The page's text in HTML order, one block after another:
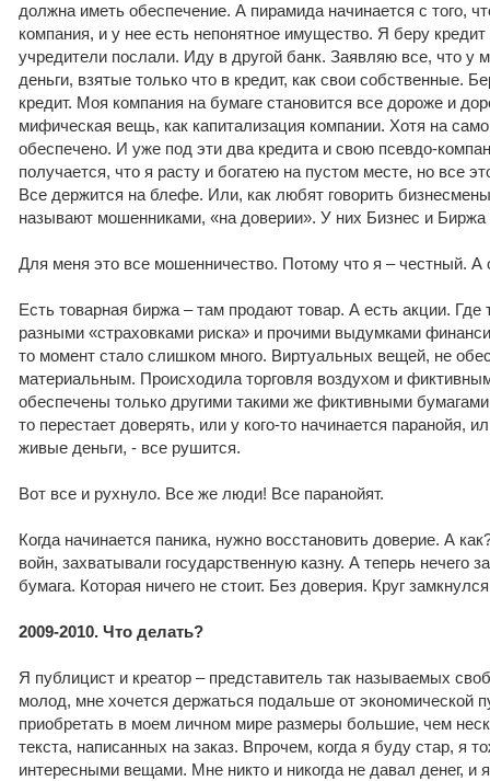
должна иметь обеспечение. А пирамида начинается с того,
компания, и у нее есть непонятное имущество. Я беру кредит
учредители послали. Иду в другой банк. Заявляю все, что
деньги, взятые только что в кредит, как свои собственные.
кредит. Моя компания на бумаге становится все дороже и
мифическая вещь, как капитализация компании. Хотя на
обеспечено. И уже под эти два кредита и свою псевдо-
получается, что я расту и богатею на пустом месте, но все
Все держится на блефе. Или, как любят говорить
называют мошенниками, «на доверии». У них Бизнес и Биржа
Для меня это все мошенничество. Потому что я – честный. А
Есть товарная биржа – там продают товар. А есть акции. Где
разными «страховками риска» и прочими выдумками
то момент стало слишком много. Виртуальных вещей, не
материальным. Происходила торговля воздухом и
обеспечены только другими такими же фиктивными
то перестает доверять, или у кого-то начинается паранойя,
живые деньги, - все рушится.
Вот все и рухнуло. Все же люди! Все паранойят.
Когда начинается паника, нужно восстановить доверие. А
войн, захватывали государственную казну. А теперь нечего
бумага. Которая ничего не стоит. Без доверия. Круг
2009-2010. Что делать?
Я публицист и креатор – представитель так называемых
молод, мне хочется держаться подальше от экономической
приобретать в моем личном мире размеры большие, чем
текста, написанных на заказ. Впрочем, когда я буду стар, я
интересными вещами. Мне никто и никогда не давал денег, и